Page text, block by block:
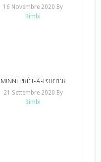
16 Novembre 2020 By
Bimbi
MINNI PRÊT-À-PORTER
21 Settembre 2020 By
Bimbi